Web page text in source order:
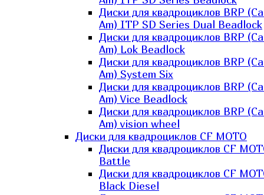
Диски для квадроциклов BRP
Am) ITP SD Series Dual Beadlock
Диски для квадроциклов BRP
Am) Lok Beadlock
Диски для квадроциклов BRP
Am) System Six
Диски для квадроциклов BRP
Am) Vice Beadlock
Диски для квадроциклов BRP
Am) vision wheel
Диски для квадроциклов CF MOTO
Диски для квадроциклов CF
Battle
Диски для квадроциклов CF
Black Diesel